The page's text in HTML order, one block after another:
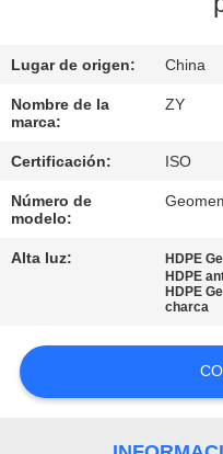
DE
CALIDAD
ÉNTRENOS
EN
CONTACTO
NOTICIAS
Lugar de origen: China
Nombre de la
marca:
ZY
Certificación: ISO
Número de
modelo:
Alta luz: HDPE
HDPE
HDPE
charca